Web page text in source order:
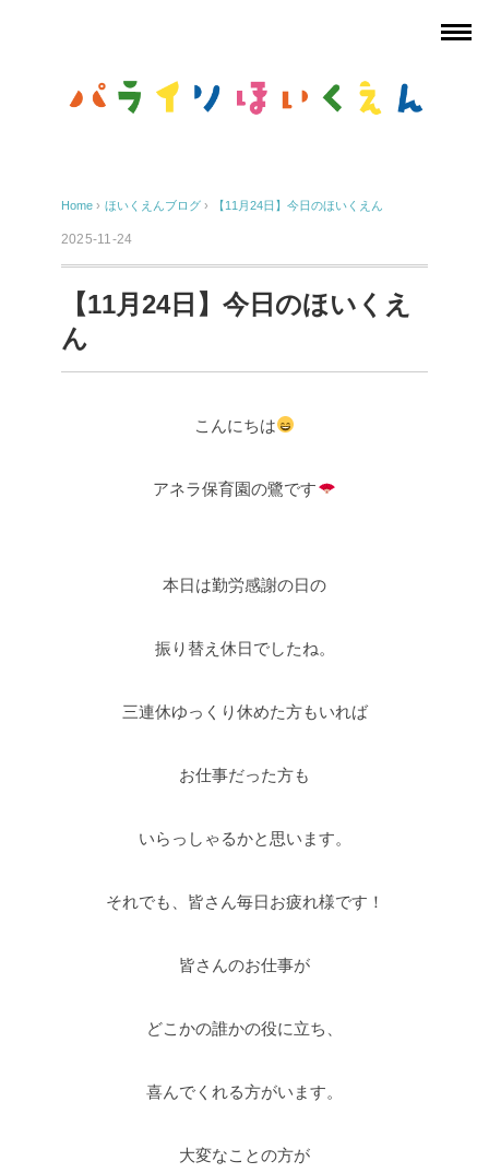
Home › ほいくえんブログ › 【11月24日】今日のほいくえん
2025-11-24
【11月24日】今日のほいくえ
ん
こんにちは
アネラ保育園の鷺です
本日は勤労感謝の日の
振り替え休日でしたね。
三連休ゆっくり休めた方もいれば
お仕事だった方も
いらっしゃるかと思います。
それでも、皆さん毎日お疲れ様です！
皆さんのお仕事が
どこかの誰かの役に立ち、
喜んでくれる方がいます。
大変なことの方が